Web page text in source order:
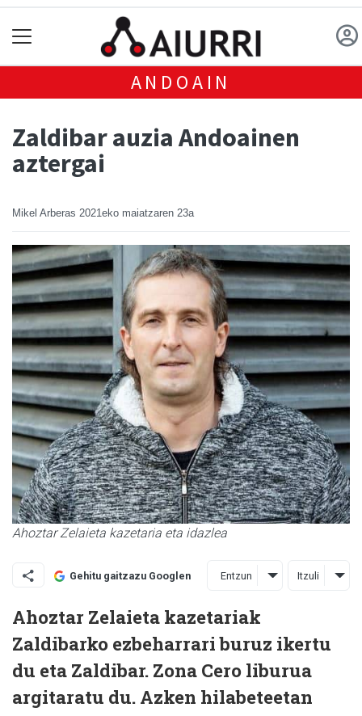
ANDOAIN
Zaldibar auzia Andoainen
aztergai
Mikel Arberas 2021eko maiatzaren 23a
Ahoztar Zelaieta kazetaria eta idazlea
Gehitu gaitzazu Googlen Entzun Itzuli
Ahoztar Zelaieta kazetariak
Zaldibarko ezbeharrari buruz ikertu
du eta Zaldibar. Zona Cero liburua
argitaratu du. Azken hilabeteetan